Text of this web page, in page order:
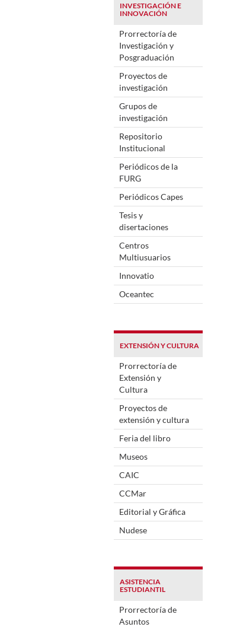
INVESTIGACIÓN E
INNOVACIÓN
Prorrectoría de
Investigación y
Posgraduación
Proyectos de
investigación
Grupos de
investigación
Repositorio
Institucional
Periódicos de la
FURG
Periódicos Capes
Tesis y
disertaciones
Centros
Multiusuarios
Innovatio
Oceantec
EXTENSIÓN Y CULTURA
Prorrectoría de
Extensión y
Cultura
Proyectos de
extensión y cultura
Feria del libro
Museos
CAIC
CCMar
Editorial y Gráfica
Nudese
ASISTENCIA
ESTUDIANTIL
Prorrectoría de
Asuntos